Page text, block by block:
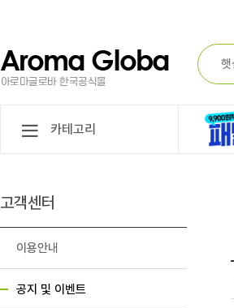
카테고리
고객센터
이용안내
공지 및 이벤트